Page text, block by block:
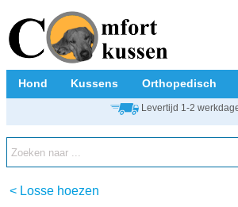
Hond Kussens Orthopedisch
Levertijd 1-2
< Losse hoezen